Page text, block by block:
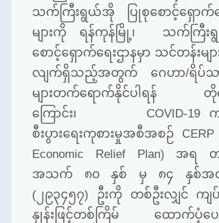
သက်ကြီးရွယ်အို
ပြုစုစောင့်ရှော
များကို
ရန်ကုန်မြို့၊
သက်ကြီး
စောင့်ရှောက်ရေးဌာနမှာ သင်တန်းမျ
လျက်ရှိသည့်အတွက်
ဂေဟာ/ရိပ်သ
များတက်ရောက်နိုင်ပါရန်
တို
ကြောင်း၊
COVID-19
စီးပွားရေးကုစားမှုအစီအစဉ် CERP
Economic Relief Plan) အရ
အသက်
၈၀ နှစ် မှ ၈၄ နှစ်
( ၂၉၃၄၅၇) ဦးကို တစ်ဦးလျှင် ကျပ်
နှုန်းဖြင့်တစ်ကြိမ်
ထောက်ပံ့ပေ